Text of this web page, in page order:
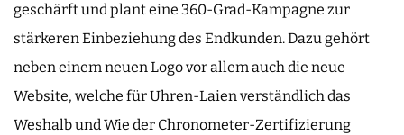
geschärft und plant eine 360-Grad-Kampagne zur
stärkeren Einbeziehung des Endkunden. Dazu gehört
neben einem neuen Logo vor allem auch die neue
Website, welche für Uhren-Laien verständlich das
Weshalb und Wie der Chronometer-Zertifizierung